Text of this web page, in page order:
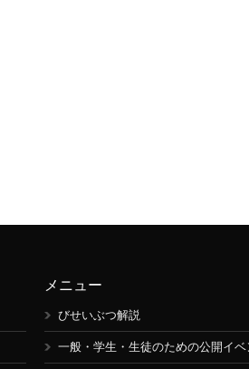
メニュー
びせいぶつ解説
一般・学生・生徒のための公開イベ